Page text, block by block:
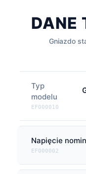
DANE
Gniazdo
Typ
modelu
EF000010
Napięcie
EF000002